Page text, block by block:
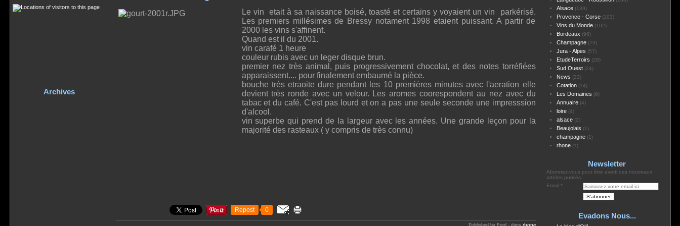
Archives
Le vin etait à sa naissance boisé, toasté et certains y voyaient un vin parkérisé.
Les premiers millésimes de Bressy notament 1998 etaient puissant. A partir de
2000 les vins s'affinent.
Quand est il du 2001.
vin carafé 1 heure
couleur rubis avec un leger disque brun.
premier nez très animal, puis progressivement chocolat, et des notes torréfiées
apparaissent.... pour finalement embaumé la pièce.
bouche très etraoite dure pendant les 10 premières minutes avec l'aeration elle
devient très ronde avec un velour. Les aromes coorespondent au nez avec du
tabac et du café. C'est pas lourd et on a pas une seule seconde une impresssion
d'alcool.
vin superbe qui prend de la largeur avec les années. Une grande leçon pour la
majorité des rasteaux ( y compris de très connu)
Repost 0
Published by Fred -dans rhone
Alsace(139)
Provence - Corse(103)
Vins du Monde(102)
Bordeaux (96)
Champagne(79)
Jura - Alpes (57)
EtudeTerroirs (29)
Sud Ouest(24)
News (22)
Cotation(14)
Les Domaines (9)
Annuaire(4)
loire(4)
alsace(2)
Beaujolais (1)
champagne(1)
rhone(1)
Newsletter
Abonnez-vous pour être averti des nouveaux
articles publiés.
Email
Evadons Nous...